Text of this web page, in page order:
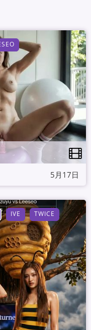
5月17日
IVE
TWICE